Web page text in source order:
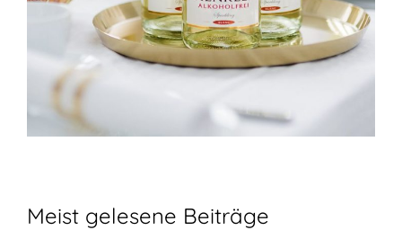
Meist gelesene Beiträge